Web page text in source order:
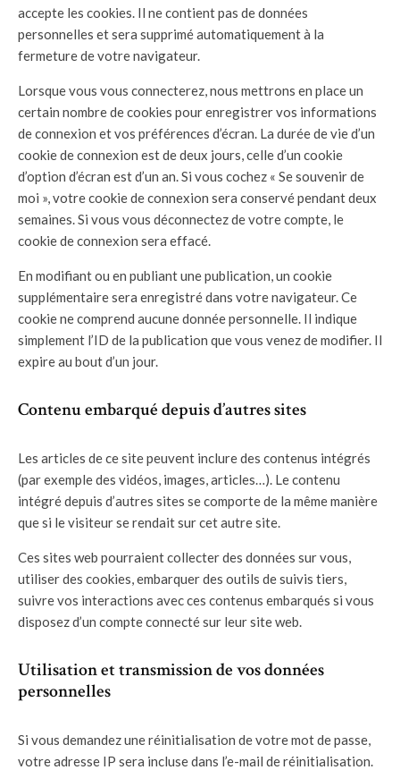
accepte les cookies. Il ne contient pas de données
personnelles et sera supprimé automatiquement à la
fermeture de votre navigateur.
Lorsque vous vous connecterez, nous mettrons en place un
certain nombre de cookies pour enregistrer vos informations
de connexion et vos préférences d’écran. La durée de vie d’un
cookie de connexion est de deux jours, celle d’un cookie
d’option d’écran est d’un an. Si vous cochez « Se souvenir de
moi », votre cookie de connexion sera conservé pendant deux
semaines. Si vous vous déconnectez de votre compte, le
cookie de connexion sera effacé.
En modifiant ou en publiant une publication, un cookie
supplémentaire sera enregistré dans votre navigateur. Ce
cookie ne comprend aucune donnée personnelle. Il indique
simplement l’ID de la publication que vous venez de modifier. Il
expire au bout d’un jour.
Contenu embarqué depuis d’autres sites
Les articles de ce site peuvent inclure des contenus intégrés
(par exemple des vidéos, images, articles…). Le contenu
intégré depuis d’autres sites se comporte de la même manière
que si le visiteur se rendait sur cet autre site.
Ces sites web pourraient collecter des données sur vous,
utiliser des cookies, embarquer des outils de suivis tiers,
suivre vos interactions avec ces contenus embarqués si vous
disposez d’un compte connecté sur leur site web.
Utilisation et transmission de vos données
personnelles
Si vous demandez une réinitialisation de votre mot de passe,
votre adresse IP sera incluse dans l’e-mail de réinitialisation.